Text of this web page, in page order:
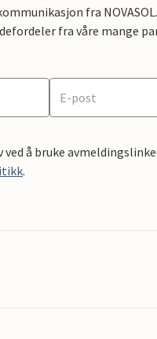
fra
fra våre mange
å bruke
.